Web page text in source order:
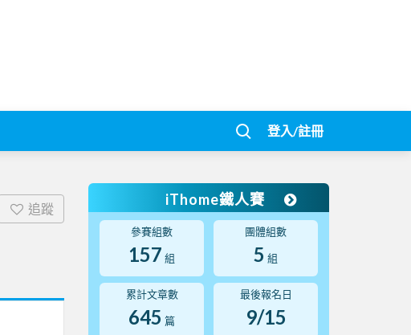
登入/註冊
追蹤
iThome鐵人賽
參賽組數
157 組
團體組數
5 組
累計文章數
645 篇
最後報名日
9/15